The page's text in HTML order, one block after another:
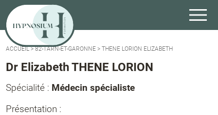
ACCUEIL>82-TARN-ET-GARONNE > THENE LORION ELIZABETH
Dr Elizabeth THENE LORION
Spécialité : Médecin spécialiste
Présentation :